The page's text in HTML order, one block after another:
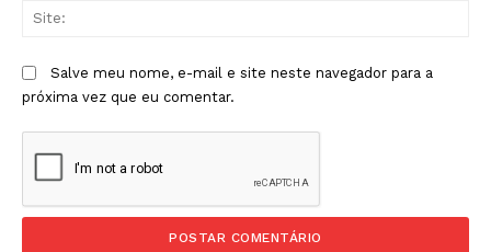
Salve meu nome, e-mail e site neste navegador para a
próxima vez que eu comentar.